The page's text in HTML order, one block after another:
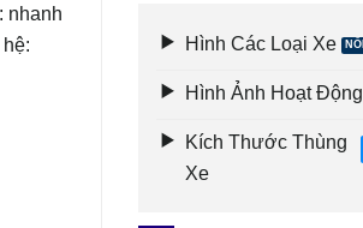
nhanh
Hình Các Loại Xe
Hình Ảnh Hoạt Động
Kích Thước Thùng
Xe